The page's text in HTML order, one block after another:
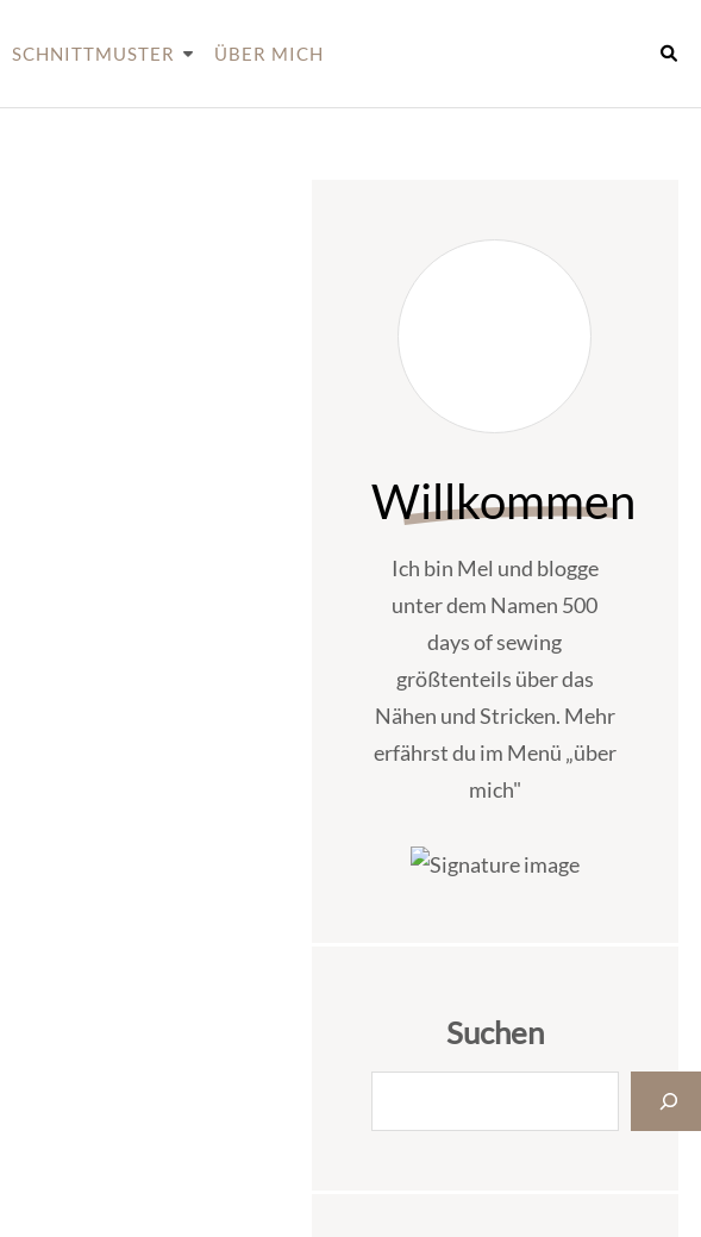
SCHNITTMUSTER ÜBER MICH
Willkommen
Ich bin Mel und blogge
unter dem Namen 500
days of sewing
größtenteils über das
Nähen und Stricken. Mehr
erfährst du im Menü „über
mich"
Suchen